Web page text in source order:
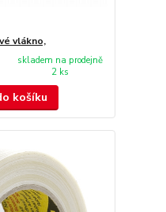
vlákno,
skladem na prodejně
2 ks
košíku